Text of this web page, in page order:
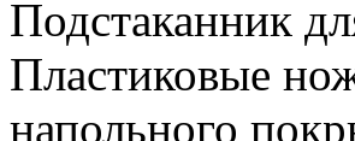
Подстаканник
Пластиковые
напольного